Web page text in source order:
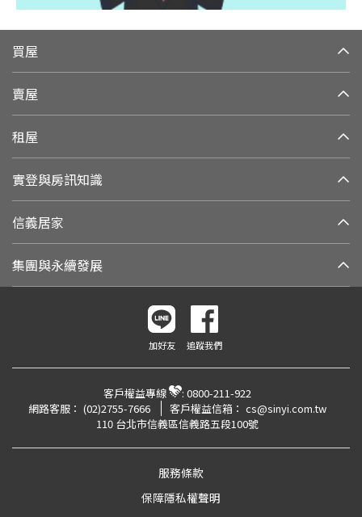
買屋
賣屋
租屋
實登與房訊知識
信義居家
集團與永續發展
加好友 追蹤我們
客戶權益專線 : 0800-211-922
網路客服： (02)2755-7666 客戶權益信箱： cs@sinyi.com.tw
110 台北市信義區信義路五段100號
服務條款
保障隱私權聲明